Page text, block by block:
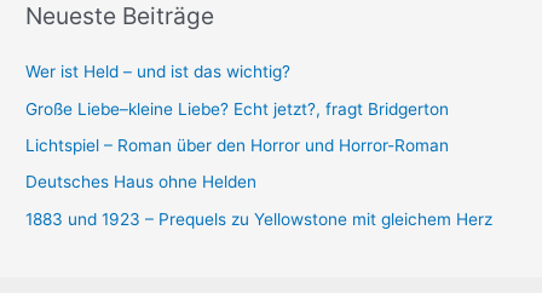
Neueste Beiträge
Wer ist Held – und ist das wichtig?
Große Liebe–kleine Liebe? Echt jetzt?, fragt Bridgerton
Lichtspiel – Roman über den Horror und Horror-Roman
Deutsches Haus ohne Helden
1883 und 1923 – Prequels zu Yellowstone mit gleichem Herz